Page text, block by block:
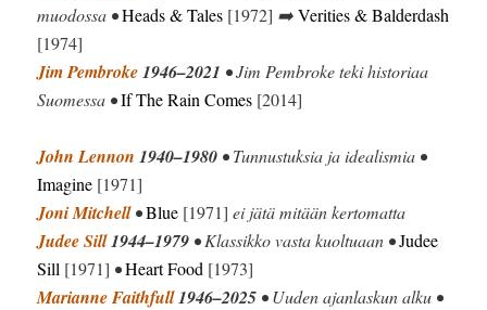
muodossa •Heads & Tales [1972] ➡️Verities & Balderdash
[1974]
Jim Pembroke1946–2021 • Jim Pembroke teki historiaa
Suomessa •If The Rain Comes [2014]
John Lennon 1940–1980 • Tunnustuksia ja idealismia •
Imagine [1971]
Joni Mitchell•Blue [1971] ei jätä mitään kertomatta
Judee Sill1944–1979 • Klassikko vasta kuoltuaan •Judee
Sill [1971] •Heart Food [1973]
Marianne Faithfull1946–2025 • Uuden ajanlaskun alku •